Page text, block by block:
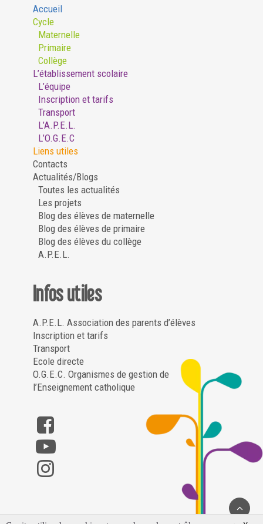
Accueil
Cycle
Maternelle
Primaire
Collège
L’établissement scolaire
L’équipe
Inscription et tarifs
Transport
L’A.P.E.L.
L’O.G.E.C
Liens utiles
Contacts
Actualités/Blogs
Toutes les actualités
Les projets
Blog des élèves de maternelle
Blog des élèves de primaire
Blog des élèves du collège
A.P.E.L.
Infos utiles
A.P.E.L. Association des parents d’élèves
Inscription et tarifs
Transport
Ecole directe
O.G.E.C. Organismes de gestion de
l’Enseignement catholique